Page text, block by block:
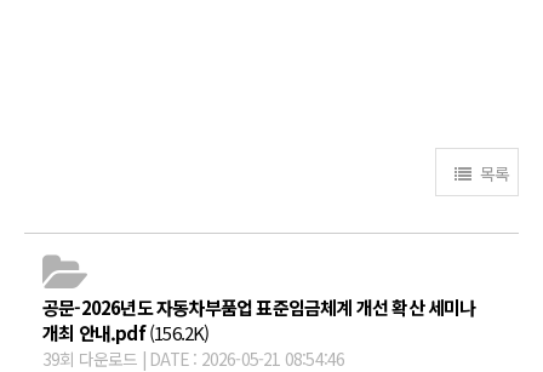
목록
공문-2026년도 자동차부품업 표준임금체계 개선 확산 세미나
개최 안내.pdf(156.2K)
39회 다운로드 | DATE : 2026-05-21 08:54:46